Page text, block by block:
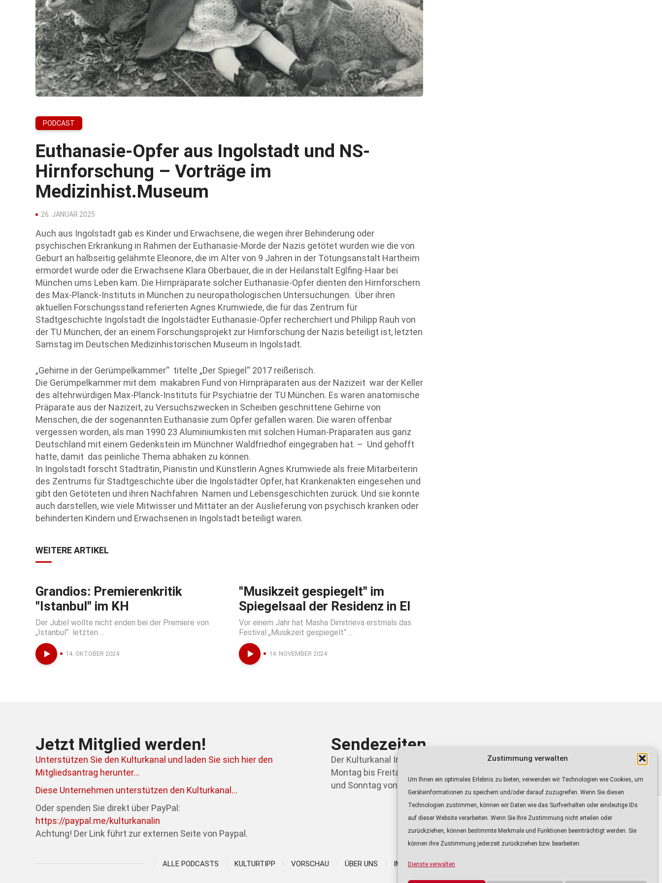
Zustimmung verwalten
Um Ihnen ein optimales Erlebnis zu bieten, verwenden wir Technologien wie Cookies, um
Geräteinformationen zu speichern und/oder darauf zuzugreifen. Wenn Sie diesen
Technologien zustimmen, können wir Daten wie das Surfverhalten oder eindeutige IDs
auf dieser Website verarbeiten. Wenn Sie Ihre Zustimmung nicht erteilen oder
zurückziehen, können bestimmte Merkmale und Funktionen beeinträchtigt werden. Sie
können ihre Zustimmung jederzeit zurückziehen bzw. bearbeiten.
Dienste verwalten
PODCAST
Euthanasie-Opfer aus Ingolstadt und NS-
Hirnforschung – Vorträge im
Medizinhist.Museum
26. JANUAR 2025
Auch aus Ingolstadt gab es Kinder und Erwachsene, die wegen ihrer Behinderung oder
psychischen Erkrankung in Rahmen der Euthanasie-Morde der Nazis getötet wurden wie die von
Geburt an halbseitig gelähmte Eleonore, die im Alter von 9 Jahren in der Tötungsanstalt Hartheim
ermordet wurde oder die Erwachsene Klara Oberbauer, die in der Heilanstalt Eglfing-Haar bei
München ums Leben kam. Die Hirnpräparate solcher Euthanasie-Opfer dienten den Hirnforschern
des Max-Planck-Instituts in München zu neuropathologischen Untersuchungen. Über ihren
aktuellen Forschungsstand referierten Agnes Krumwiede, die für das Zentrum für
Stadtgeschichte Ingolstadt die Ingolstädter Euthanasie-Opfer recherchiert und Philipp Rauh von
der TU München, der an einem Forschungsprojekt zur Hirnforschung der Nazis beteiligt ist, letzten
Samstag im Deutschen Medizinhistorischen Museum in Ingolstadt.
„Gehirne in der Gerümpelkammer“ titelte „Der Spiegel“ 2017 reißerisch.
Die Gerümpelkammer mit dem makabren Fund von Hirnpräparaten aus der Nazizeit war der Keller
des altehrwürdigen Max-Planck-Instituts für Psychiatrie der TU München. Es waren anatomische
Präparate aus der Nazizeit, zu Versuchszwecken in Scheiben geschnittene Gehirne von
Menschen, die der sogenannten Euthanasie zum Opfer gefallen waren. Die waren offenbar
vergessen worden, als man 1990 23 Aluminiumkisten mit solchen Human-Präparaten aus ganz
Deutschland mit einem Gedenkstein im Münchner Waldfriedhof eingegraben hat. – Und gehofft
hatte, damit das peinliche Thema abhaken zu können.
In Ingolstadt forscht Stadträtin, Pianistin und Künstlerin Agnes Krumwiede als freie Mitarbeiterin
des Zentrums für Stadtgeschichte über die Ingolstädter Opfer, hat Krankenakten eingesehen und
gibt den Getöteten und ihren Nachfahren Namen und Lebensgeschichten zurück. Und sie konnte
auch darstellen, wie viele Mitwisser und Mittäter an der Auslieferung von psychisch kranken oder
behinderten Kindern und Erwachsenen in Ingolstadt beteiligt waren.
WEITERE ARTIKEL
Grandios: Premierenkritik
"Istanbul" im KH
Der Jubel wollte nicht enden bei der Premiere von
„Istanbul“ letzten ...
14. OKTOBER 2024
"Musikzeit gespiegelt" im
Spiegelsaal der Residenz in EI
Vor einem Jahr hat Masha Dimitrieva erstmals das
Festival „Musikzeit gespiegelt“ ...
14. NOVEMBER 2024
Audio-
Player
Jetzt Mitglied werden!
Unterstützen Sie den Kulturkanal und laden Sie sich hier den
Mitgliedsantrag herunter...
Diese Unternehmen unterstützen den Kulturkanal...
Oder spenden Sie direkt über PayPal:
https://paypal.me/kulturkanalin
Achtung! Der Link führt zur externen Seite von Paypal.
Sendezeiten
Der Kulturkanal Ingolstadt sendet auf den Frequenzen von Radio IN
Montag bis Freitag von 21.00 bis 21.15 Uhr
und Sonntag von 09.00 bis 09.30 Uhr.
ALLE PODCASTS KULTURTIPP VORSCHAU ÜBER UNS IMPRESSUM DATENSCHUTZ